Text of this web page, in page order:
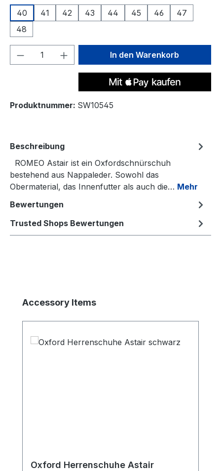
40
41 42 43 44 45 46
47
48
Produkt Anzahl: Gib denIn den Warenkorb
Produktnummer: SW10545
Beschreibung
ROMEO Astair ist ein Oxfordschnürschuh
bestehend aus Nappaleder. Sowohl das
Obermaterial, das Innenfutter als auch die… Mehr
Bewertungen
Trusted Shops Bewertungen
Produktgalerie überspringen
Accessory Items
Oxford Herrenschuhe Astair